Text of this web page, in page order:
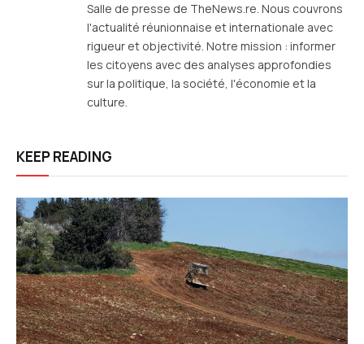
Salle de presse de TheNews.re. Nous couvrons
l'actualité réunionnaise et internationale avec
rigueur et objectivité. Notre mission : informer
les citoyens avec des analyses approfondies
sur la politique, la société, l'économie et la
culture.
KEEP READING